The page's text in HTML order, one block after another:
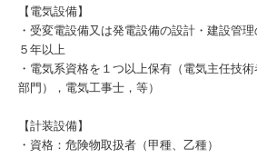
【電気設備】
・受変電設備又は発電設備の設計・建設管
５年以上
・電気系資格を１つ以上保有（電気主任技
部門），電気工事士，等）
【計装設備】
・資格：危険物取扱者（甲種、乙種）